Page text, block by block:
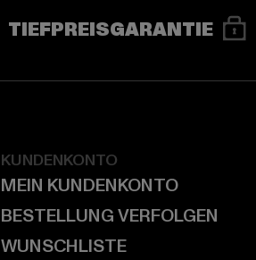
TIEFPREISGARANTIE
KUNDENKONTO
MEIN KUNDENKONTO
BESTELLUNG VERFOLGEN
WUNSCHLISTE